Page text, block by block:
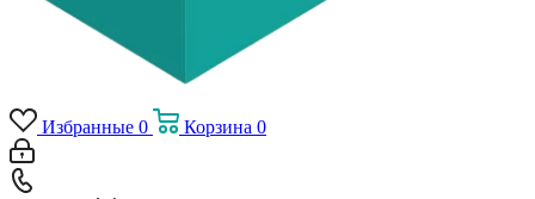
Избранные 0 Корзина 0